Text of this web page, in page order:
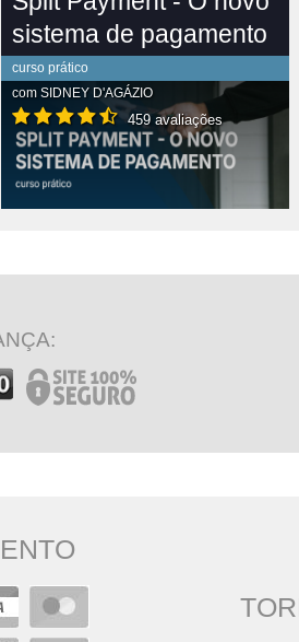
sistema de pagamento
curso prático
com SIDNEY D'AGÁZIO
459 avaliações
VER CONTEÚDO COMPLETO